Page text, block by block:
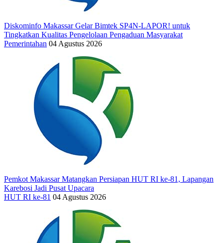
Diskominfo Makassar Gelar Bimtek SP4N-LAPOR! untuk
Tingkatkan Kualitas Pengelolaan Pengaduan Masyarakat
Pemerintahan 04 Agustus 2026
Pemkot Makassar Matangkan Persiapan HUT RI ke-81, Lapangan
Karebosi Jadi Pusat Upacara
HUT RI ke-81 04 Agustus 2026